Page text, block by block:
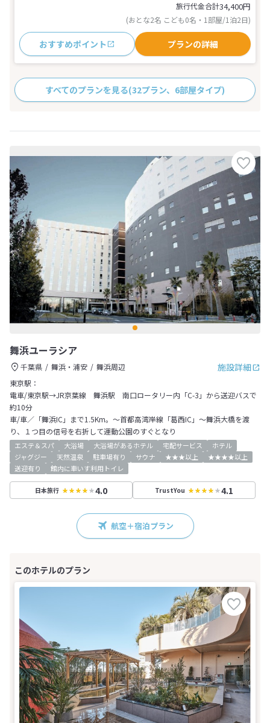
旅行代金合計34,400円
(おとな2名 こども0名・1部屋/1泊2日)
おすすめポイント プランの詳細
すべてのプランを見る(32プラン、6部屋タイプ)
舞浜ユーラシア
施設詳細
千葉県 舞浜・浦安
舞浜周辺
東京駅：
電車/東京駅→JR京葉線 舞浜駅 南口ロータリー内「C-3」から送迎バスで
約10分
車/車／「舞浜IC」まで1.5Km。～首都高湾岸線「葛西IC」～舞浜大橋を渡
り、１つ目の信号を右折して運動公園のすぐとなり
エステ＆スパ 大浴場 大浴場があるホテル 宅配サービス
ホテル
ジャグジー
天然温泉 駐車場有り サウナ ★★★以上
★★★★以上
送迎有り
館内に車いす利用トイレ
日本旅行 4.0 TrustYou 4.1
航空＋宿泊プラン